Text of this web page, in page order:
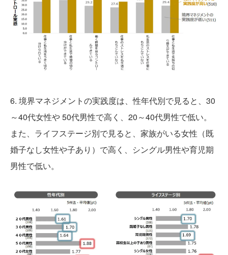
6. 境界マネジメントの実践度は、性年代別で見ると、30
～40代女性や 50代男性で高く、20～40代男性で低い。
また、ライフステージ別で見ると、家族がいる女性（既
婚子なし女性や子あり）で高く、シングル男性や育児期
男性で低い。